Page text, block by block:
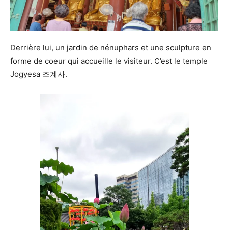
Derrière lui, un jardin de nénuphars et une sculpture en
forme de coeur qui accueille le visiteur. C’est le temple
Jogyesa 조계사.